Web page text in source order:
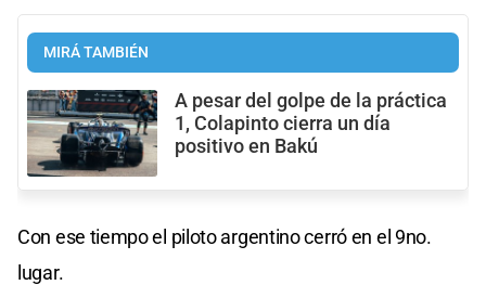
MIRÁ TAMBIÉN
A pesar del golpe de la práctica
1, Colapinto cierra un día
positivo en Bakú
Con ese tiempo el piloto argentino cerró en el 9no.
lugar.